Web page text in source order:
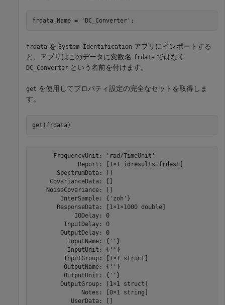
frdata.Name = 'DC_Converter' ;
frdata を System Identification アプリにインポートする
と、アプリはこのデータに変数名 frdata ではなく
DC_Converter という名前を付けます。
get を使用してプロパティ設定の完全なセットを取得しま
す。
get(frdata)
      FrequencyUnit: 'rad/TimeUnit'
             Report: [1×1 idresults.frdest]
       SpectrumData: []
     CovarianceData: []
    NoiseCovariance: []
        InterSample: {'zoh'}
       ResponseData: [1×1×1000 double]
            IODelay: 0
         InputDelay: 0
        OutputDelay: 0
          InputName: {''}
          InputUnit: {''}
         InputGroup: [1×1 struct]
         OutputName: {''}
         OutputUnit: {''}
        OutputGroup: [1×1 struct]
              Notes: [0×1 string]
           UserData: []